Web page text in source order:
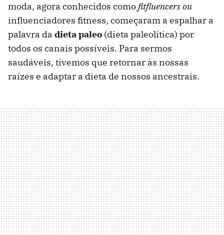
moda, agora conhecidos comofitfluencers ou
influenciadores fitness, começaram a espalhar a
palavra da dieta paleo (dieta paleolítica) por
todos os canais possíveis. Para sermos
saudáveis, tivemos que retornar às nossas
raízes e adaptar a dieta de nossos ancestrais.